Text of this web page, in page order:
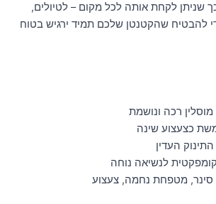
שניתן לקחת אותה לכל מקום – לטיולים,
להבטיח שהקטנטן שלכם תמיד ירגיש בטוח
כצעצוע שינה
העדין
לנשיאה נוחה
סינר, מטפחת נחמה, צעצוע